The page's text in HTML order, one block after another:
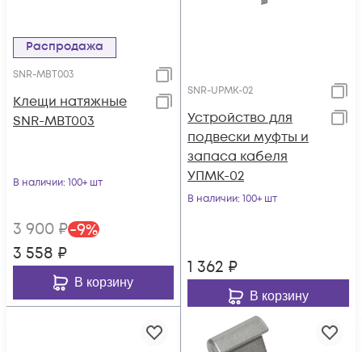
Распродажа
SNR-MBT003
Клещи натяжные
SNR-MBT003
В наличии: 100+ шт
3 900 ₽-9%
3 558 ₽
В корзину
SNR-UPMK-02
Устройство для
подвески муфты и
запаса кабеля
УПМК-02
В наличии: 100+ шт
1 362 ₽
В корзину